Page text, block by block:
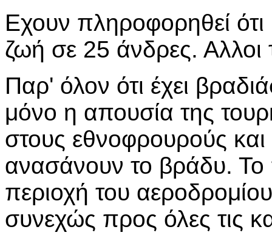
Εχουν πληροφορηθεί ότι
ζωή σε 25 άνδρες. Αλλοι
Παρ' όλον ότι έχει
μόνο η απουσία της
στους εθνοφρουρούς
ανασάνουν το βράδυ.
περιοχή του
συνεχώς προς όλες τις